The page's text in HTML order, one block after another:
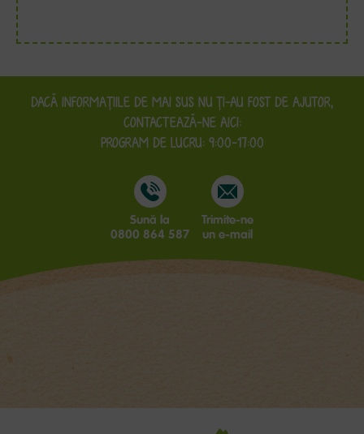
DACĂ INFORMAŢIILE DE MAI SUS NU ŢI-AU FOST DE AJUTOR,
CONTACTEAZĂ-NE AICI:
PROGRAM DE LUCRU: 9:00-17:00
Sună la
0800 864 587
Trimite-ne
un e-mail